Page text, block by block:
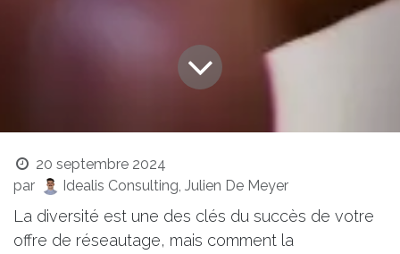
20 septembre 2024
par
Idealis Consulting, Julien De Meyer
La diversité est une des clés du succès de votre
offre de réseautage, mais comment la